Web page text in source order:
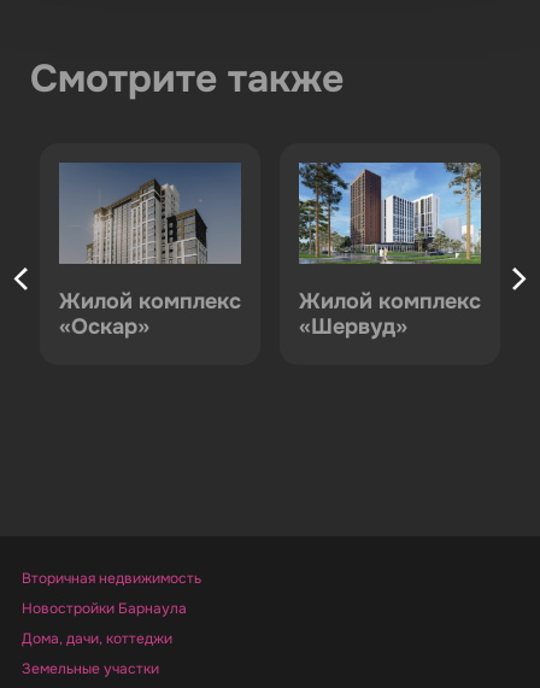
Смотрите также
Жилой комплекс
«Оскар»
Жилой комплекс
«Шервуд»
Вторичная недвижимость
Новостройки Барнаула
Дома, дачи, коттеджи
Земельные участки